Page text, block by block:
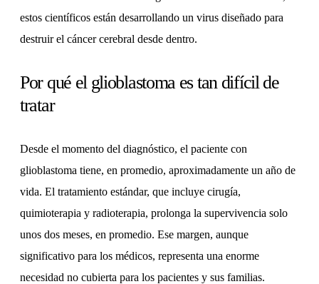
estos científicos están desarrollando un virus diseñado para
destruir el cáncer cerebral desde dentro.
Por qué el glioblastoma es tan difícil de
tratar
Desde el momento del diagnóstico, el paciente con
glioblastoma tiene, en promedio, aproximadamente un año de
vida. El tratamiento estándar, que incluye cirugía,
quimioterapia y radioterapia, prolonga la supervivencia solo
unos dos meses, en promedio. Ese margen, aunque
significativo para los médicos, representa una enorme
necesidad no cubierta para los pacientes y sus familias.